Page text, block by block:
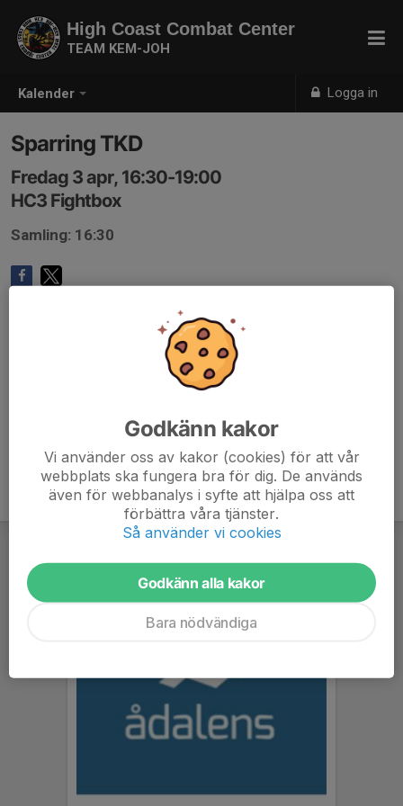
Kalender Logga in
High Coast Combat Center
TEAM KEM-JOH
Sparring TKD
Fredag 3 apr, 16:30-19:00
HC3 Fightbox
Samling: 16:30
Godkänn kakor
Vi använder oss av kakor (cookies) för att vår
webbplats ska fungera bra för dig. De används
även för webbanalys i syfte att hjälpa oss att
förbättra våra tjänster.
Så använder vi cookies
Godkänn alla kakor
Bara nödvändiga